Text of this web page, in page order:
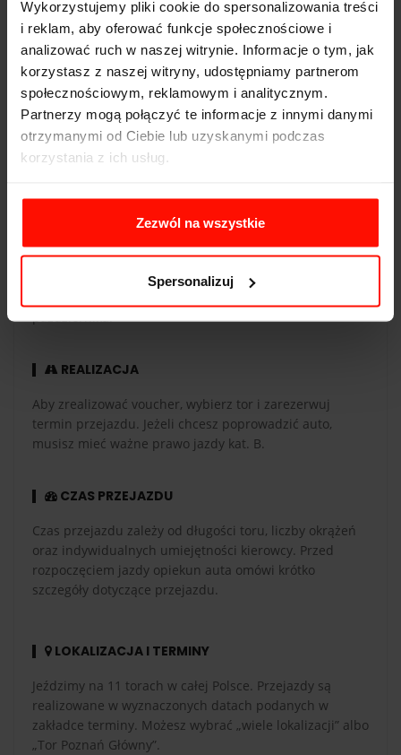
Wykorzystujemy pliki cookie do spersonalizowania treści
i reklam, aby oferować funkcje społecznościowe i
analizować ruch w naszej witrynie. Informacje o tym, jak
korzystasz z naszej witryny, udostępniamy partnerom
społecznościowym, reklamowym i analitycznym.
Partnerzy mogą połączyć te informacje z innymi danymi
otrzymanymi od Ciebie lub uzyskanymi podczas
korzystania z ich usług.
Zezwól na wszystkie
Spersonalizuj
Waga:
kg
Napęd:
4x4
Pojemność:
5.2 l
Skrzynia biegów:
automatyczna
Voucher jest ważny 365 dni od daty zakupu. Voucher
opłacony kartą podarunkową ma taką samą ważność co
października.
REALIZACJA
Aby zrealizować voucher, wybierz tor i zarezerwuj
termin przejazdu. Jeżeli chcesz poprowadzić auto,
musisz mieć ważne prawo jazdy kat. B.
CZAS PRZEJAZDU
Czas przejazdu zależy od długości toru, liczby okrążeń
oraz indywidualnych umiejętności kierowcy. Przed
rozpoczęciem jazdy opiekun auta omówi krótko
szczegóły dotyczące przejazdu.
LOKALIZACJA I TERMINY
Jeździmy na 11 torach w całej Polsce. Przejazdy są
realizowane w wyznaczonych datach podanych w
zakładce terminy. Możesz wybrać „wiele lokalizacji” albo
„Tor Poznań Główny”.